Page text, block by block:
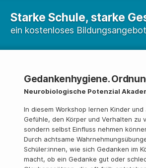
Starke Schule, starke
ein kostenloses Bildungsangebot
Gedankenhygiene.
Neurobiologische Potenzial
In diesem Workshop lernen Kinder
Gefühle, den Körper und Verhalten
sondern selbst Einfluss nehmen
Durch achtsame
Schüler:innen, wie sich Gedanken im
macht, ob ein Gedanke gut oder